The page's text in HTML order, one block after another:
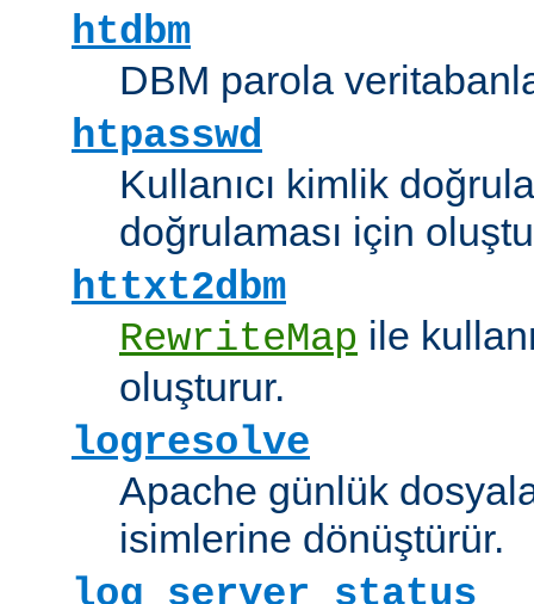
htdbm
DBM parola
htpasswd
Kullanıcı kimlik
doğrulaması için
httxt2dbm
RewriteMap ile
oluşturur.
logresolve
Apache günlük
isimlerine dönüştürür.
log_server_status